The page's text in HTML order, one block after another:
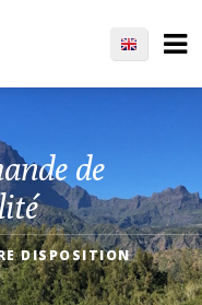
de
DISPOSITION